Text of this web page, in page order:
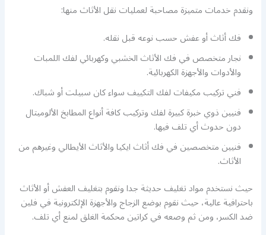
ونقدم خدمات متميزة مصاحبة لعمليات نقل الأثاث منها:
فك أثاث أو عفش حسب نوعه قبل نقله.
نجار متخصص في فك الأثاث الخشبي وكهربائي لفك اللمبات
والأدوات والأجهزة الكهربائية.
فني تركيب مكيفات لفك التكييف سواء كان سبيلت أو شباك.
فنيين ذوي خبرة كبيرة لفك وتركيب كافة أنواع المطابخ الألوميتال
دون حدوث أي تلف فيها.
فنيين متخصصين في فك أثاث ايكيا والأثاث الأيطالي وغيرهم من
الأثاث.
حيث نستخدم مواد تغليف حديثة جدا ونقوم بتغليف العفش أو الأثاث
باحترافية عالية، حيث نقوم بوضع الزجاج والأجهزة الإلكترونية في فلين
ضد الكسر، ومن ثم وصعه في كراتين محكمة الغلق لمنع أي تلف.